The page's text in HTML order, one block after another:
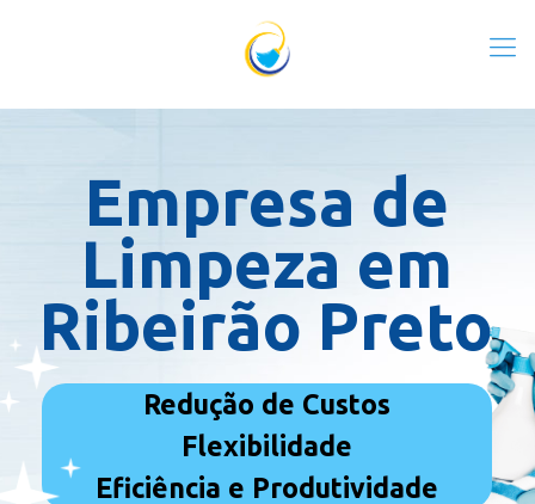
Empresa de
Limpeza em
Ribeirão Preto
Redução de Custos
Flexibilidade
Eficiência e Produtividade